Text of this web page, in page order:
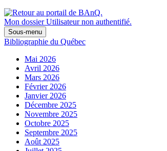
Mon dossier Utilisateur non authentifié.
Sous-menu
Bibliographie du Québec
Mai 2026
Avril 2026
Mars 2026
Février 2026
Janvier 2026
Décembre 2025
Novembre 2025
Octobre 2025
Septembre 2025
Août 2025